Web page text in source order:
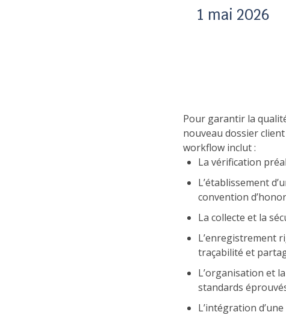
1 mai 2026
Pour garantir la
nouveau dossier
workflow inclut :
La vérification
L’établissement
convention
La collecte et la
L’enregistrement
traçabilité et
L’organisation et
standards
L’intégration